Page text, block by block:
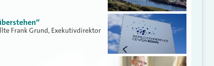
Frank Grund, Exekutivdirektor